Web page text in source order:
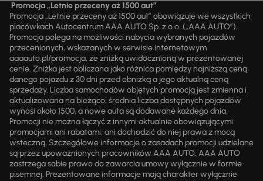
Promocja „Letnie przeceny aż 1500 aut”
Promocja „Letnie przeceny aż 1500 aut” obowiązuje we wszystkich
placówkach Autocentrum AAA AUTO Sp. z o.o. („AAA AUTO”).
Promocja polega na możliwości nabycia wybranych pojazdów
przecenionych, wskazanych w serwisie internetowym
aaaauto.pl/promocja, ze zniżką uwidocznioną w prezentowanej
cenie. Zniżka jest obliczana jako różnica pomiędzy najniższą ceną
danego pojazdu z 30 dni przed obniżką a jego aktualną ceną
sprzedaży. Liczba samochodów objętych promocją jest zmienna i
aktualizowana na bieżąco; średnia liczba dostępnych pojazdów
wynosi około 1500, a nowe auta są dodawane każdego dnia.
Promocji nie można łączyć z innymi aktualnie obowiązującymi
promocjami ani rabatami, ani dochodzić do niej prawa z mocą
wsteczną. Szczegółowe informacje o zasadach promocji udzielane
są przez upoważnionych pracowników AAA AUTO. AAA AUTO
zastrzega sobie prawo do zawarcia umowy wyłącznie w formie
pisemnej. Prezentowane informacje mają charakter wyłącznie